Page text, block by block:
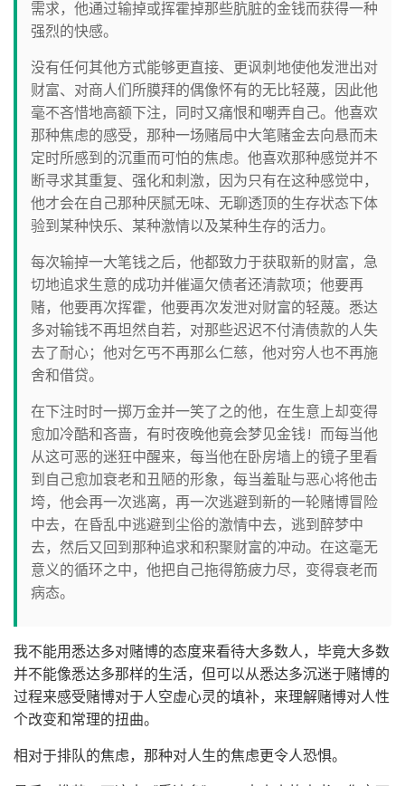
需求，他通过输掉或挥霍掉那些肮脏的金钱而获得一种
强烈的快感。
没有任何其他方式能够更直接、更讽刺地使他发泄出对
财富、对商人们所膜拜的偶像怀有的无比轻蔑，因此他
毫不吝惜地高额下注，同时又痛恨和嘲弄自己。他喜欢
那种焦虑的感受，那种一场赌局中大笔赌金去向悬而未
定时所感到的沉重而可怕的焦虑。他喜欢那种感觉并不
断寻求其重复、强化和刺激，因为只有在这种感觉中，
他才会在自己那种厌腻无味、无聊透顶的生存状态下体
验到某种快乐、某种激情以及某种生存的活力。
每次输掉一大笔钱之后，他都致力于获取新的财富，急
切地追求生意的成功并催逼欠债者还清款项；他要再
赌，他要再次挥霍，他要再次发泄对财富的轻蔑。悉达
多对输钱不再坦然自若，对那些迟迟不付清债款的人失
去了耐心；他对乞丐不再那么仁慈，他对穷人也不再施
舍和借贷。
在下注时时一掷万金并一笑了之的他，在生意上却变得
愈加冷酷和吝啬，有时夜晚他竟会梦见金钱! 而每当他
从这可恶的迷狂中醒来，每当他在卧房墙上的镜子里看
到自己愈加衰老和丑陋的形象，每当羞耻与恶心将他击
垮，他会再一次逃离，再一次逃避到新的一轮赌博冒险
中去，在昏乱中逃避到尘俗的激情中去，逃到醉梦中
去，然后又回到那种追求和积聚财富的冲动。在这毫无
意义的循环之中，他把自己拖得筋疲力尽，变得衰老而
病态。
我不能用悉达多对赌博的态度来看待大多数人，毕竟大多数
并不能像悉达多那样的生活，但可以从悉达多沉迷于赌博的
过程来感受赌博对于人空虚心灵的填补，来理解赌博对人性
个改变和常理的扭曲。
相对于排队的焦虑，那种对人生的焦虑更令人恐惧。